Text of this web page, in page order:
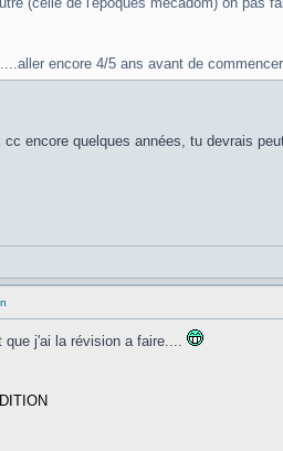
encore 4/5 ans avant de
encore quelques années, tu devrais
que j'ai la révision a faire....